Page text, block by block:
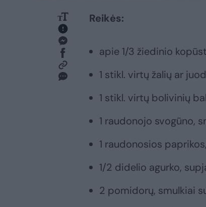
Reikės:
apie 1/3 žiedinio
1 stikl. virtų žalių ar
1 stikl. virtų bolivinių
1 raudonojo svogūno,
1 raudonosios
1/2 didelio agurko,
2 pomidorų, smulkiai